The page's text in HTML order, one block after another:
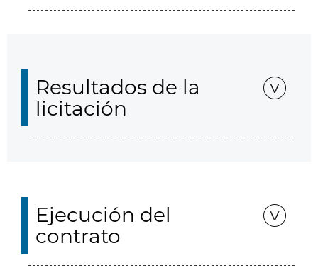
Resultados de la
licitación
Ejecución del
contrato